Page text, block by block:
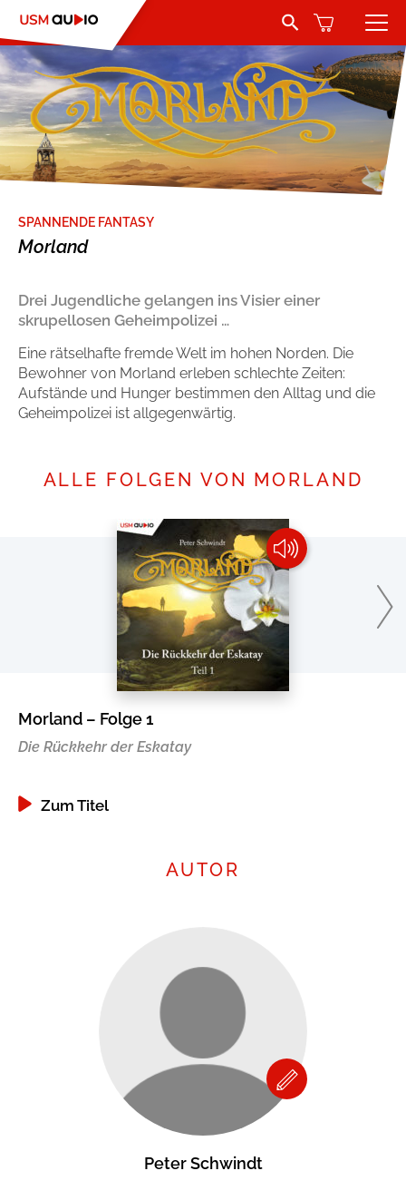
Search
for:
Search Button
Hörbücher
Man sieht sich
Belletristik
Jugend und Young Adult
Romance by heartroom
Krimi und Thriller
Abenteuer & Wissen
Reihen
Autoren
Sprecher
Verlag
Indigo Wild - Folge 1
Kontakt
Jobs
Presse
Blogger und Influencer
Autorinnen und Autoren
SPANNENDE FANTASY
Morland
Drei Jugendliche gelangen ins Visier einer
skrupellosen Geheimpolizei …
Eine rätselhafte fremde Welt im hohen Norden. Die
Bewohner von Morland erleben schlechte Zeiten:
Aufstände und Hunger bestimmen den Alltag und die
Geheimpolizei ist allgegenwärtig.
ALLE FOLGEN VON MORLAND
Morland – Folge 1
Die Rückkehr der Eskatay
Zum Titel
AUTOR
Peter Schwindt